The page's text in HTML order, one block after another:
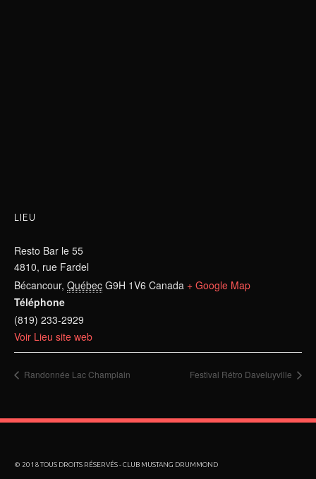
LIEU
Resto Bar le 55
4810, rue Fardel
Bécancour, Québec G9H 1V6 Canada + Google Map
Téléphone
(819) 233-2929
Voir Lieu site web
Randonnée Lac Champlain Festival Rétro Daveluyville
© 2018 TOUS DROITS RÉSERVÉS - CLUB MUSTANG DRUMMOND